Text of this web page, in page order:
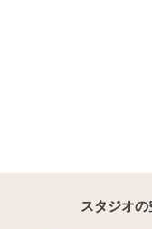
スタジオの